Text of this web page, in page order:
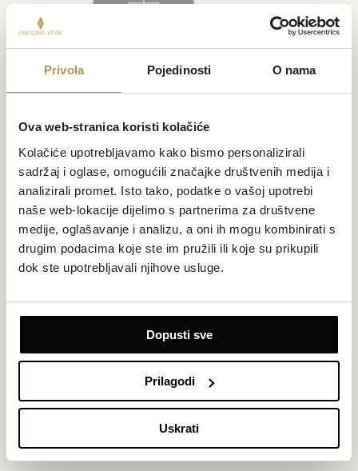
Privola Pojedinosti O nama
Ova web-stranica koristi kolačiće
Kolačiće upotrebljavamo kako bismo personalizirali
sadržaj i oglase, omogućili značajke društvenih medija i
analizirali promet. Isto tako, podatke o vašoj upotrebi
naše web-lokacije dijelimo s partnerima za društvene
medije, oglašavanje i analizu, a oni ih mogu kombinirati s
drugim podacima koje ste im pružili ili koje su prikupili
dok ste upotrebljavali njihove usluge.
Dopusti sve
Prilagodi
Uskrati
TAKOĐER PREPORUČUJEMO
Povezane twin sobe pogled dvorište/park
Pogled na dvorište ili park
2 odvojena kreveta